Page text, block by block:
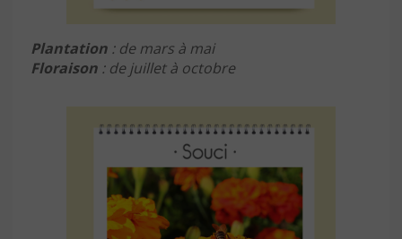
Plantation : de mars à mai
Floraison : de juillet à octobre